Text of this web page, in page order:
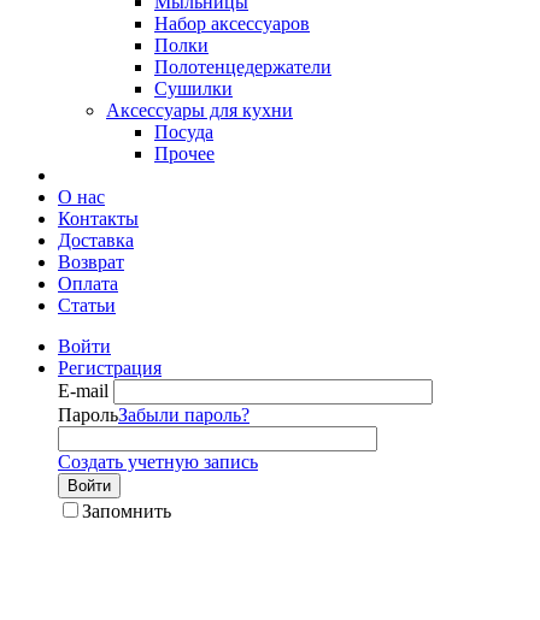
Набор аксессуаров
Полки
Полотенцедержатели
Сушилки
Аксессуары для кухни
Посуда
Прочее
О нас
Контакты
Доставка
Возврат
Оплата
Статьи
Войти
Регистрация
E-mail
ПарольЗабыли пароль?
Создать учетную запись
Войти
Запомнить